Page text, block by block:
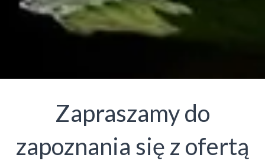
Zapraszamy do
zapoznania się z ofertą